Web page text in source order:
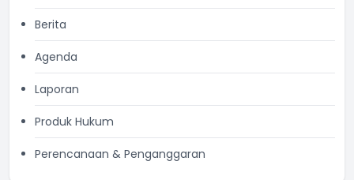
Berita
Agenda
Laporan
Produk Hukum
Perencanaan & Penganggaran